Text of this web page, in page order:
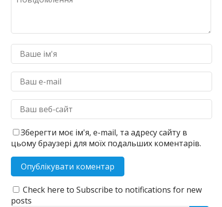
Зберегти моє ім'я, e-mail, та адресу сайту в
цьому браузері для моїх подальших коментарів.
Check here to Subscribe to notifications for new
posts